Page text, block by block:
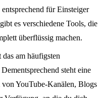
für Einsteiger
es verschiedene Tools, die
überflüssig machen.
das am häufigsten
steht eine
YouTube-Kanälen, Blogs